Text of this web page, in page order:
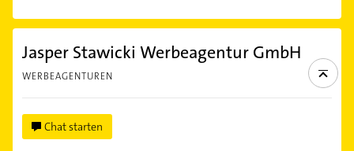
Jasper Stawicki Werbeagentur GmbH
WERBEAGENTUREN
Chat starten